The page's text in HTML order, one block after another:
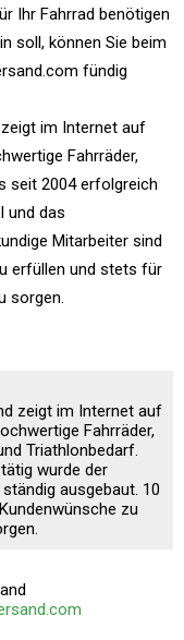
Ihr Fahrrad benötigen
soll, können Sie beim
fündig
zeigt im Internet auf
Fahrräder,
seit 2004 erfolgreich
und das
Mitarbeiter sind
erfüllen und stets für
sorgen.
zeigt im Internet auf
Fahrräder,
Triathlonbedarf.
wurde der
ausgebaut. 10
zu